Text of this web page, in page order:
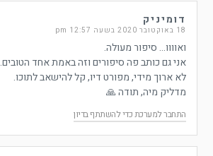
דומיניק
18 באוקטובר 2020 בשעה 12:57 pm
ואוווו… סיפור מעולה.
אני גם כותב פה סיפורים וזה באמת אחד הטובים.
לא ארוך מידי, מפורט דיו, קל להישאב לתוכו.
מדליק מיה, תודה 🙏
התחבר למערכת כדי להשתתף בדיון